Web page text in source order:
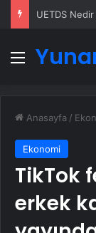
Menü
Anasayfa /
Ekonomi
TikTok
erkek